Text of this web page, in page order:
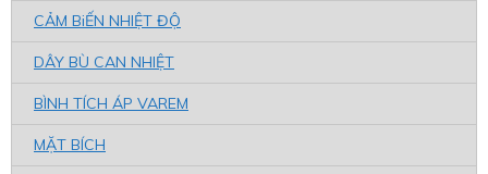
CẢM BiẾN NHIỆT ĐỘ
DÂY BÙ CAN NHIỆT
BÌNH TÍCH ÁP VAREM
MẶT BÍCH